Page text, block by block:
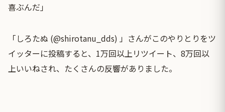
喜ぶんだ」
「しろたぬ (@shirotanu_dds) 」さんがこのやりとりをツ
イッターに投稿すると、1万回以上リツイート、8万回以
上いいねされ、たくさんの反響がありました。